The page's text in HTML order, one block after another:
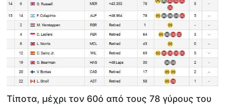
Τίποτα, μέχρι τον 60ό από τους 78 γύρους του